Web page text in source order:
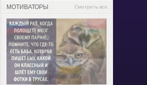
МОТИВАТОРЫ Смотреть все